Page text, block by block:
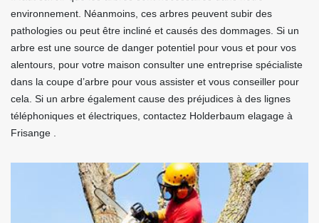
environnement. Néanmoins, ces arbres peuvent subir des
pathologies ou peut être incliné et causés des dommages. Si un
arbre est une source de danger potentiel pour vous et pour vos
alentours, pour votre maison consulter une entreprise spécialiste
dans la coupe d’arbre pour vous assister et vous conseiller pour
cela. Si un arbre également cause des préjudices à des lignes
téléphoniques et électriques, contactez Holderbaum elagage à
Frisange .